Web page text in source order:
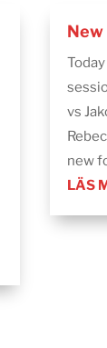
vs
new
LÄS